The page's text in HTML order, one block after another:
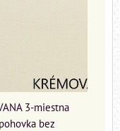
3-miestna
pohovka bez